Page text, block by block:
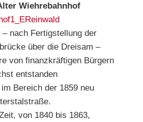
Wiehrebahnhof
– nach Fertigstellung der
über die Dreisam –
von finanzkräftigen Bürgern
entstanden
Bereich der 1859 neu
von 1840 bis 1863,